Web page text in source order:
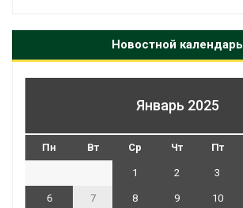
Новостной календарь
Январь 2025
Пн Вт Ср Чт Пт
1 2 3
6 7 8 9 10